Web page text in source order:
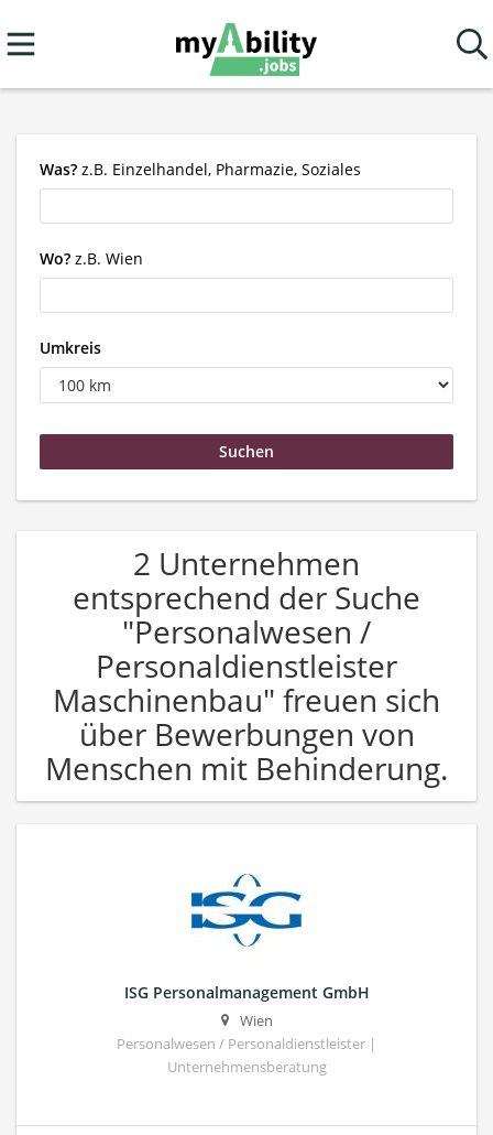
Was? z.B. Einzelhandel, Pharmazie, Soziales
Wo? z.B. Wien
Umkreis
2 Unternehmen
entsprechend der Suche
"Personalwesen /
Personaldienstleister
Maschinenbau" freuen sich
über Bewerbungen von
Menschen mit Behinderung.
ISG Personalmanagement GmbH
Wien
Personalwesen / Personaldienstleister |
Unternehmensberatung